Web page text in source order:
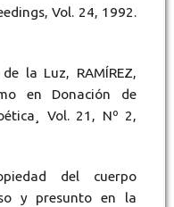
Vol. 24, 1992.
la Luz, RAMÍREZ,
en Donación de
Vol. 21, Nº 2,
del cuerpo
y presunto en la